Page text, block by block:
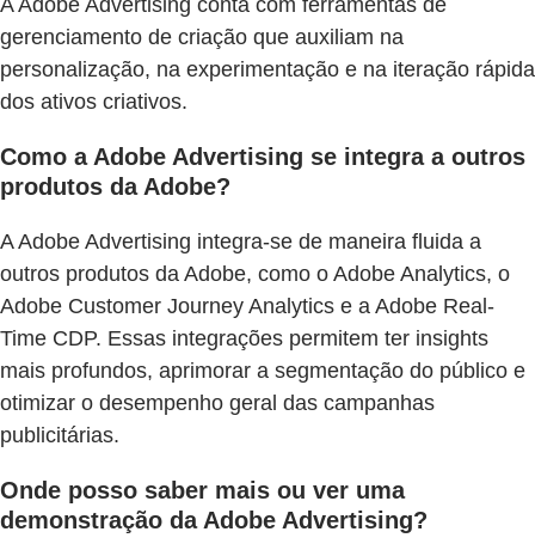
gerenciamento de criação que auxiliam na
personalização, na experimentação e na iteração rápida
dos ativos criativos.
Como a Adobe Advertising se integra a outros
produtos da Adobe?
A Adobe Advertising integra-se de maneira fluida a
outros produtos da Adobe, como o Adobe Analytics, o
Adobe Customer Journey Analytics e a Adobe Real-
Time CDP. Essas integrações permitem ter insights
mais profundos, aprimorar a segmentação do público e
otimizar o desempenho geral das campanhas
publicitárias.
Onde posso saber mais ou ver uma
demonstração da Adobe Advertising?